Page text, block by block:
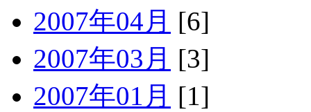
2007年04月 [6]
2007年03月 [3]
2007年01月 [1]